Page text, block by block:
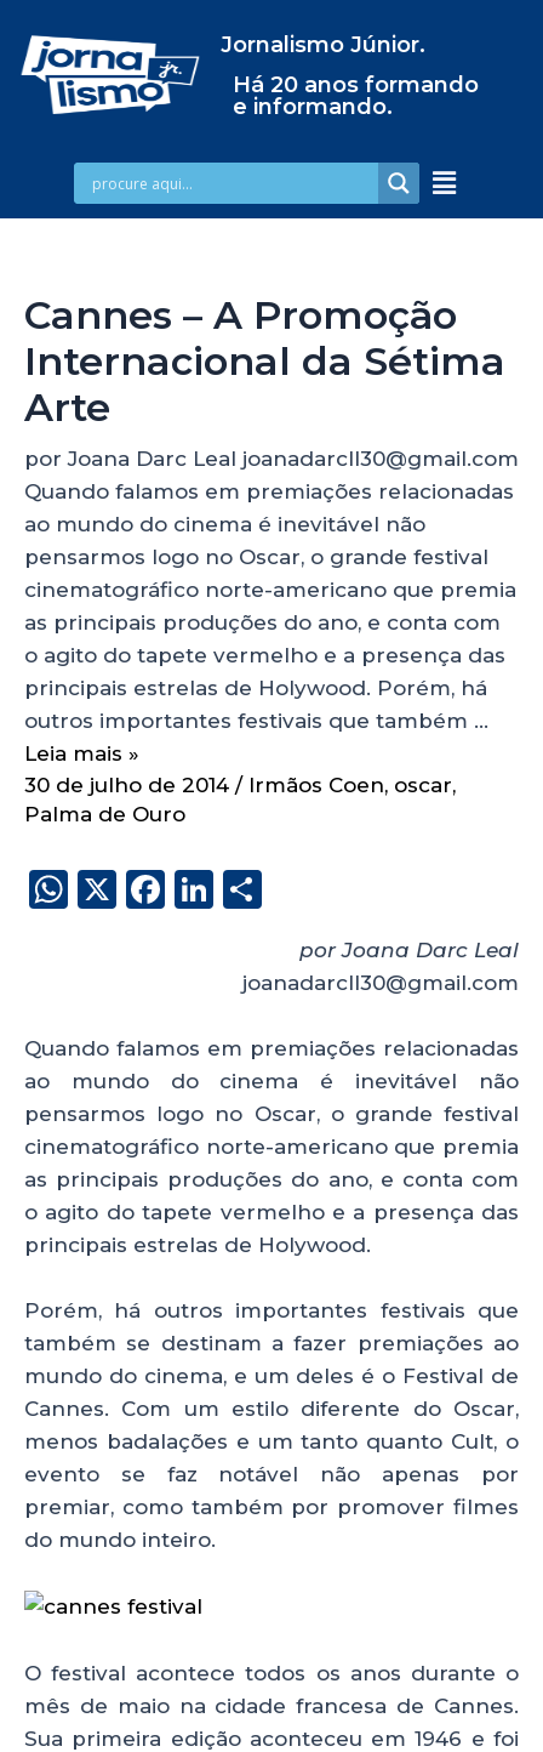
Jornalismo Júnior.
Há 20 anos formando
e informando.
Cannes – A Promoção
Internacional da Sétima
Arte
por Joana Darc Leal joanadarcll30@gmail.com
Quando falamos em premiações relacionadas
ao mundo do cinema é inevitável não
pensarmos logo no Oscar, o grande festival
cinematográfico norte-americano que premia
as principais produções do ano, e conta com
o agito do tapete vermelho e a presença das
principais estrelas de Holywood. Porém, há
outros importantes festivais que também …
Leia mais »
30 de julho de 2014 / Irmãos Coen, oscar,
Palma de Ouro
W
A
p
p
X
F
b
o
o
k
Li
dI
n
a
re
por Joana Darc Leal
joanadarcll30@gmail.com
Quando falamos em premiações relacionadas
ao mundo do cinema é inevitável não
pensarmos logo no Oscar, o grande festival
cinematográfico norte-americano que premia
as principais produções do ano, e conta com
o agito do tapete vermelho e a presença das
principais estrelas de Holywood.
Porém, há outros importantes festivais que
também se destinam a fazer premiações ao
mundo do cinema, e um deles é o Festival de
Cannes. Com um estilo diferente do Oscar,
menos badalações e um tanto quanto Cult, o
evento se faz notável não apenas por
premiar, como também por promover filmes
do mundo inteiro.
O festival acontece todos os anos durante o
mês de maio na cidade francesa de Cannes.
Sua primeira edição aconteceu em 1946 e foi